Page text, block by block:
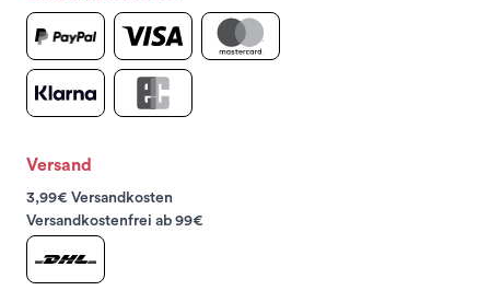
Versand
3,99€ Versandkosten
Versandkostenfrei ab 99€